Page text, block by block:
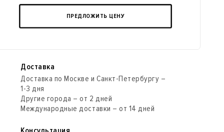
ПРЕДЛОЖИТЬ ЦЕНУ
Доставка
Доставка по Москве и Санкт-Петербургу –
1-3 дня
Другие города – от 2 дней
Международные доставки – от 14 дней